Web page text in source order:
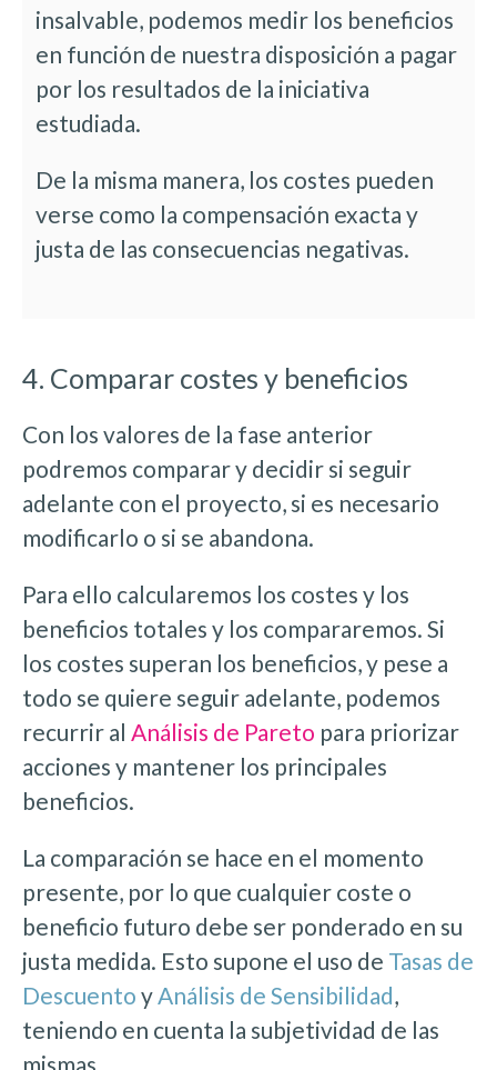
insalvable, podemos medir los beneficios
en función de nuestra disposición a pagar
por los resultados de la iniciativa
estudiada.
De la misma manera, los costes pueden
verse como la compensación exacta y
justa de las consecuencias negativas.
4. Comparar costes y beneficios
Con los valores de la fase anterior
podremos comparar y decidir si seguir
adelante con el proyecto, si es necesario
modificarlo o si se abandona.
Para ello calcularemos los costes y los
beneficios totales y los compararemos. Si
los costes superan los beneficios, y pese a
todo se quiere seguir adelante, podemos
recurrir al Análisis de Pareto para priorizar
acciones y mantener los principales
beneficios.
La comparación se hace en el momento
presente, por lo que cualquier coste o
beneficio futuro debe ser ponderado en su
justa medida. Esto supone el uso de Tasas de
Descuento y Análisis de Sensibilidad,
teniendo en cuenta la subjetividad de las
mismas.